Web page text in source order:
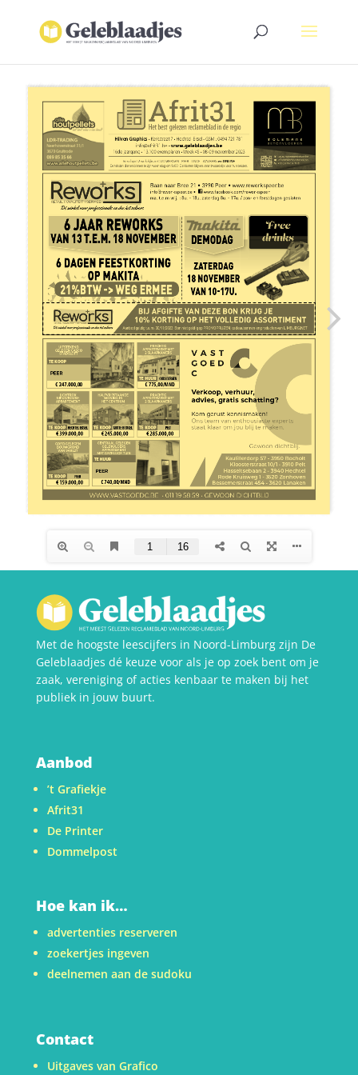
Met de hoogste leescijfers in Noord-Limburg zijn De
Geleblaadjes dé keuze voor als je op zoek bent om je
zaak, vereniging of acties kenbaar te maken bij het
publiek in jouw buurt.
Aanbod
’t Grafiekje
Afrit31
De Printer
Dommelpost
Hoe kan ik…
advertenties reserveren
zoekertjes ingeven
deelnemen aan de sudoku
Contact
Uitgaves van Grafico